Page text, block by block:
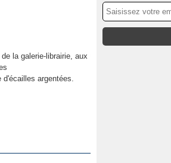
la galerie-librairie, aux
d'écailles argentées.